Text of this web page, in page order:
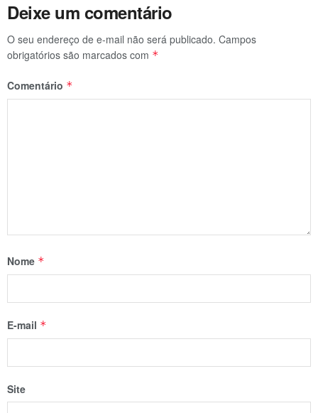
Deixe um comentário
O seu endereço de e-mail não será publicado. Campos
obrigatórios são marcados com *
Comentário *
Nome *
E-mail *
Site